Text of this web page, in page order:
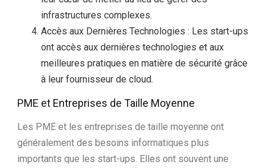
infrastructures complexes.
Accès aux Dernières Technologies : Les start-ups
ont accès aux dernières technologies et aux
meilleures pratiques en matière de sécurité grâce
à leur fournisseur de cloud.
PME et Entreprises de Taille Moyenne
Les PME et les entreprises de taille moyenne ont
généralement des besoins informatiques plus
importants que les start-ups. Elles ont souvent une